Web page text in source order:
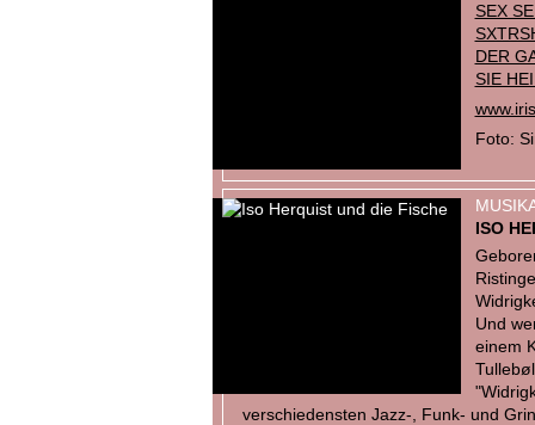
SEX
DER
SIE
Foto:
ISO
Und
einem
verschiedensten Jazz-, Funk- und